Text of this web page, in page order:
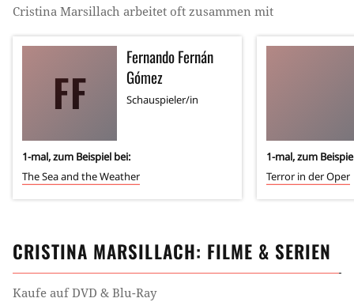
Cristina Marsillach arbeitet oft zusammen mit
FF
Fernando Fernán
Gómez
Schauspieler/in
1-mal, zum Beispiel bei:
The Sea and the Weather
1-mal, zum
Terror in der Oper
CRISTINA MARSILLACH: FILME & SERIEN
Kaufe auf DVD & Blu-Ray